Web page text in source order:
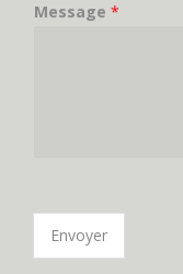
Message *
Envoyer